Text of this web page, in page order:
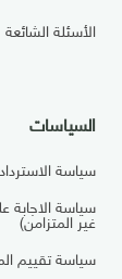
الأسئلة الشائعة
السياسات
سياسة الاسترداد
سياسة الاجابة
غير المتزامن)
سياسة تقييم